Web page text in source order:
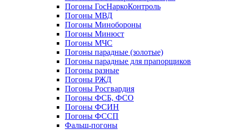
Погоны ГосНаркоКонтроль
Погоны МВД
Погоны Минобороны
Погоны Минюст
Погоны МЧС
Погоны парадные (золотые)
Погоны парадные для прапорщиков
Погоны разные
Погоны РЖД
Погоны Росгвардия
Погоны ФСБ, ФСО
Погоны ФСИН
Погоны ФССП
Фальш-погоны